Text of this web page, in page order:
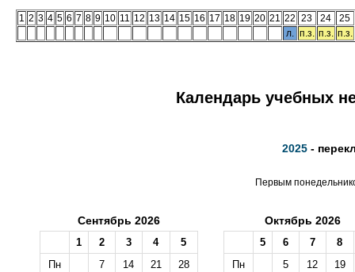
1 2 3 4 5 6 7 8 9 10 11 12 13 14 15 16 17 18 19 20 21 22 23 24
25
л. п.з. п.з. п.з.
Календарь учебных
2025 -
Первым
Сентябрь 2026
1 2 3 4
5
Пн
7 14 21
28
Октябрь 2026
5 6 7
8
Пн
5 12
19